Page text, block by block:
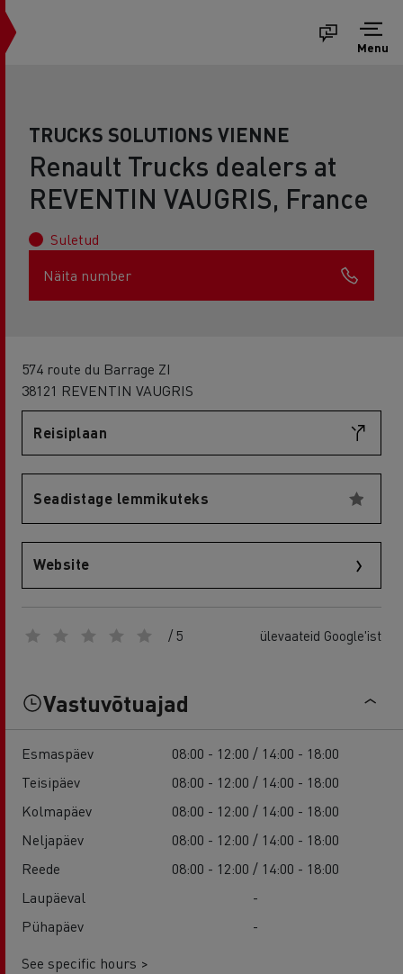
Menu
TRUCKS SOLUTIONS VIENNE
Renault Trucks dealers at
REVENTIN VAUGRIS, France
Suletud
Näita number
574 route du Barrage ZI
38121 REVENTIN VAUGRIS
Reisiplaan
Seadistage lemmikuteks
Website
/ 5 ülevaateid Google'ist
Vastuvõtuajad
Esmaspäev
08:00 - 12:00 / 14:00 - 18:00
Teisipäev
08:00 - 12:00 / 14:00 - 18:00
Kolmapäev
08:00 - 12:00 / 14:00 - 18:00
Neljapäev
08:00 - 12:00 / 14:00 - 18:00
Reede
08:00 - 12:00 / 14:00 - 18:00
Laupäeval
-
Pühapäev
-
See specific hours >